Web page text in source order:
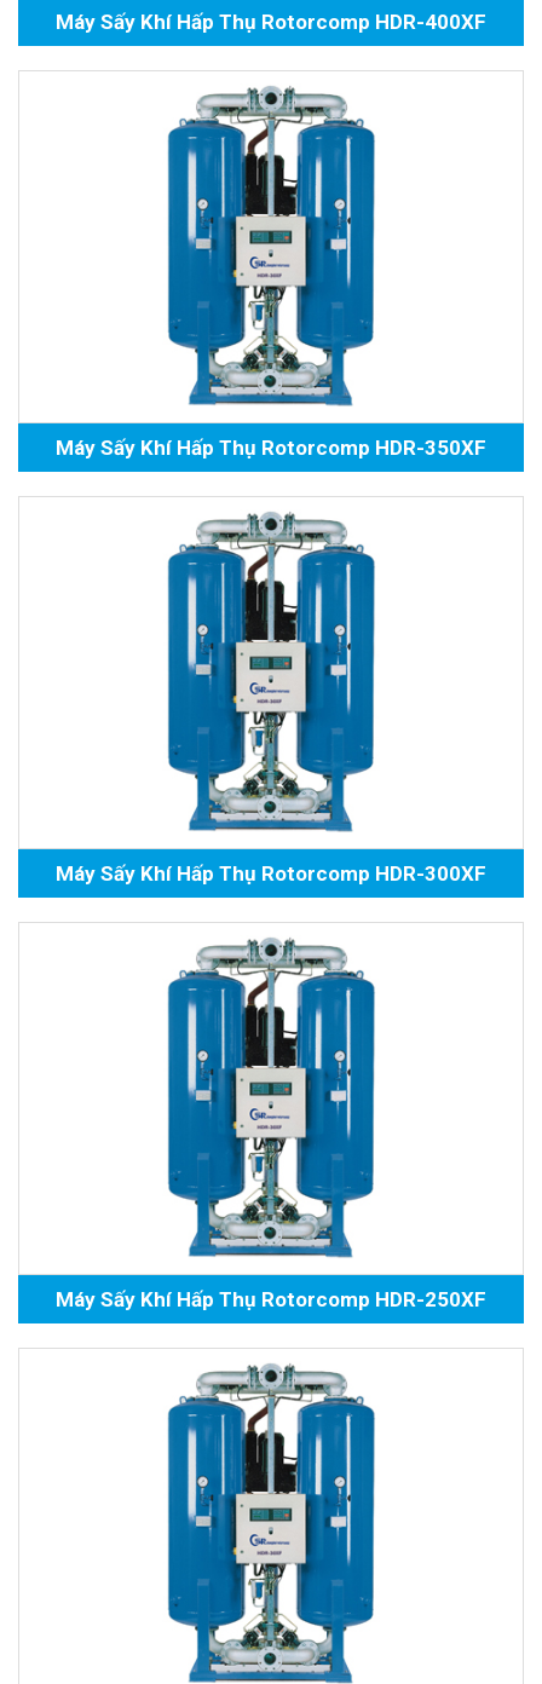
Máy Sấy Khí Hấp Thụ Rotorcomp HDR-400XF
Máy Sấy Khí Hấp Thụ Rotorcomp HDR-350XF
Máy Sấy Khí Hấp Thụ Rotorcomp HDR-300XF
Máy Sấy Khí Hấp Thụ Rotorcomp HDR-250XF